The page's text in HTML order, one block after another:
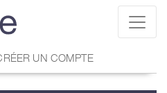
UN COMPTE